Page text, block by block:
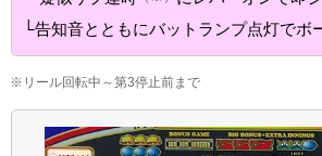
└告知音とともにバットランプ点灯でボ
※リール回転中～第3停止前まで